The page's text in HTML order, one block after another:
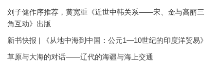
刘子健作序推荐，黄宽重《近世中韩关系——宋、金与高丽三
角互动》出版
新书快报 | 《从地中海到中国：公元1—10世纪的印度洋贸易》
草原与大海的对话——辽代的海疆与海上交通